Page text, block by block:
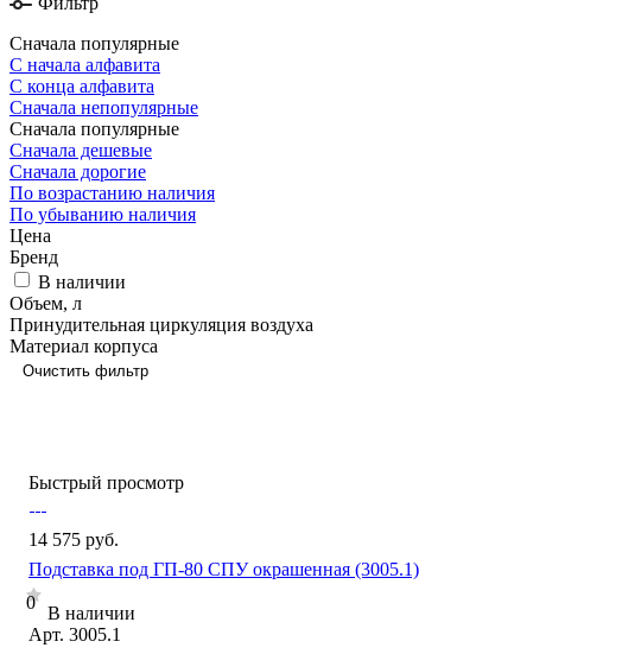
Сначала популярные
С начала алфавита
С конца алфавита
Сначала непопулярные
Сначала популярные
Сначала дешевые
Сначала дорогие
По возрастанию наличия
По убыванию наличия
Цена
Бренд
В наличии
Объем, л
Принудительная циркуляция воздуха
Материал корпуса
Очистить фильтр
Быстрый просмотр
14 575 руб.
Подставка под ГП-80 СПУ окрашенная (3005.1)
0
В наличии
Арт. 3005.1